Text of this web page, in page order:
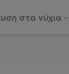
στα νύχια